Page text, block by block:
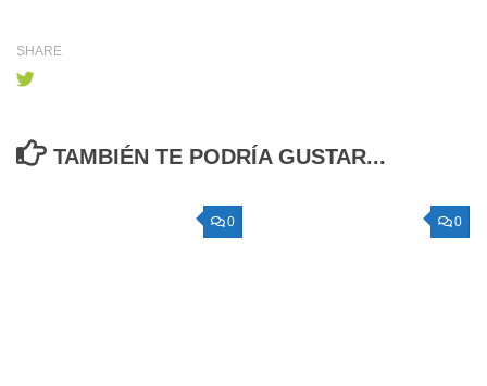
SHARE
TAMBIÉN TE PODRÍA GUSTAR...
0 0